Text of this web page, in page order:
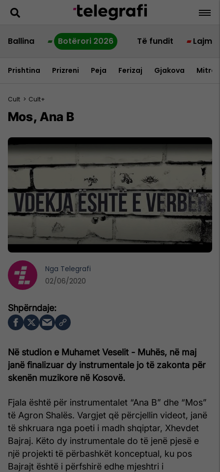
Ballina Botërori 2026 Të fundit Lajme
Prishtina Prizreni Peja Ferizaj Gjakova
Cult > Cult+
Mos, Ana B
Në studion e Muhamet Veselit - Muhës, në maj
janë finalizuar dy instrumentale jo të zakonta për
skenën muzikore në Kosovë.
Fjala është për instrumentalet “Ana B” dhe “Mos”
të Agron Shalës. Vargjet që përcjellin videot, janë
të shkruara nga poeti i madh shqiptar, Xhevdet
Bajraj. Këto dy instrumentale do të jenë pjesë e
një projekti të përbashkët konceptual, ku pos
Bajrajt është i përfshirë edhe mjeshtri i
Nga Telegrafi
02/06/2020